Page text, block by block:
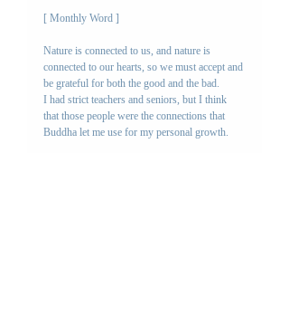
[ Monthly Word ]
Nature is connected to us, and nature is
connected to our hearts, so we must accept and
be grateful for both the good and the bad.
I had strict teachers and seniors, but I think
that those people were the connections that
Buddha let me use for my personal growth.